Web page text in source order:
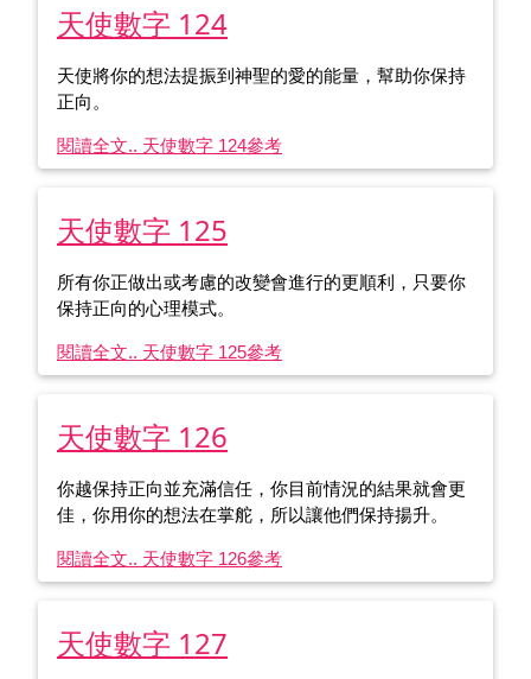
天使數字 124
天使將你的想法提振到神聖的愛的能量，幫助你保持
正向。
閱讀全文.. 天使數字 124參考
天使數字 125
所有你正做出或考慮的改變會進行的更順利，只要你
保持正向的心理模式。
閱讀全文.. 天使數字 125參考
天使數字 126
你越保持正向並充滿信任，你目前情況的結果就會更
佳，你用你的想法在掌舵，所以讓他們保持揚升。
閱讀全文.. 天使數字 126參考
天使數字 127